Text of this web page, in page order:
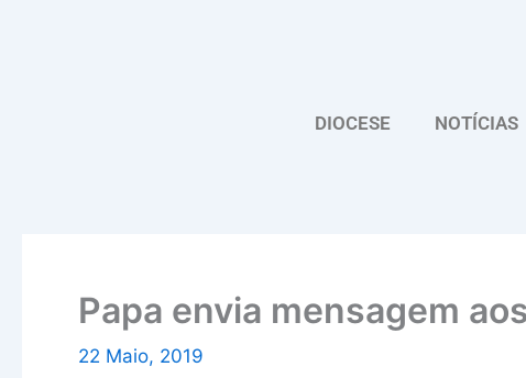
DIOCESE NOTÍCIAS
Papa envia mensagem
22 Maio, 2019